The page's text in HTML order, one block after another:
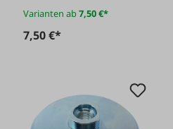
Varianten ab7,50 €*
7,50 €*